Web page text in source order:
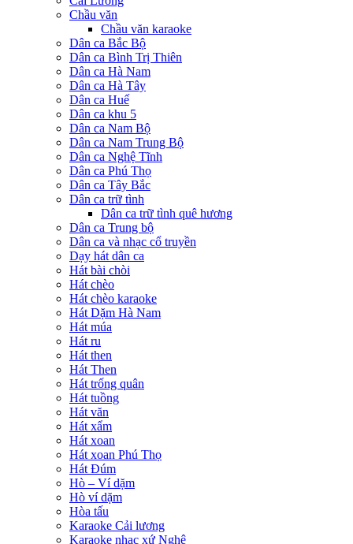
Chầu văn
Chầu văn karaoke
Dân ca Bắc Bộ
Dân ca Bình Trị Thiên
Dân ca Hà Nam
Dân ca Hà Tây
Dân ca Huế
Dân ca khu 5
Dân ca Nam Bộ
Dân ca Nam Trung Bộ
Dân ca Nghệ Tĩnh
Dân ca Phú Thọ
Dân ca Tây Bắc
Dân ca trữ tình
Dân ca trữ tình quê hương
Dân ca Trung bộ
Dân ca và nhạc cổ truyền
Dạy hát dân ca
Hát bài chòi
Hát chèo
Hát chèo karaoke
Hát Dặm Hà Nam
Hát múa
Hát ru
Hát then
Hát Then
Hát trống quân
Hát tuồng
Hát văn
Hát xẩm
Hát xoan
Hát xoan Phú Thọ
Hát Đúm
Hò – Ví dặm
Hò ví dặm
Hòa tấu
Karaoke Cải lương
Karaoke nhạc xứ Nghệ